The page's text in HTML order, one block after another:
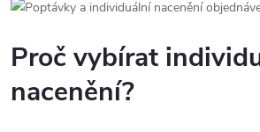
Proč vybírat
nacenění?